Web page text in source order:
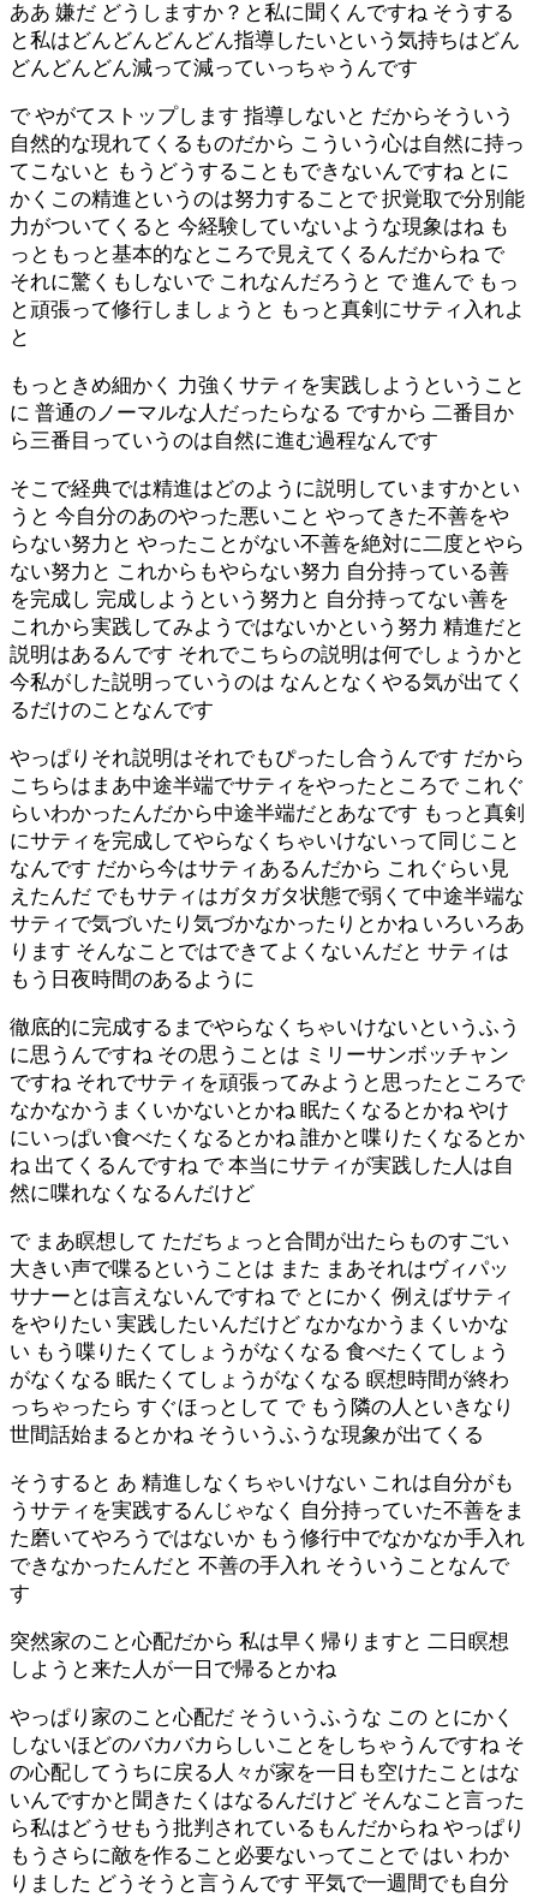
ああ 嫌だ どうしますか？と私に聞くんですね そうする
と私はどんどんどんどん指導したいという気持ちはどん
どんどんどん減って減っていっちゃうんです
で やがてストップします 指導しないと だからそういう
自然的な現れてくるものだから こういう心は自然に持っ
てこないと もうどうすることもできないんですね とに
かくこの精進というのは努力することで 択覚取で分別能
力がついてくると 今経験していないような現象はね も
っともっと基本的なところで見えてくるんだからね で
それに驚くもしないで これなんだろうと で 進んで もっ
と頑張って修行しましょうと もっと真剣にサティ入れよ
と
もっときめ細かく 力強くサティを実践しようということ
に 普通のノーマルな人だったらなる ですから 二番目か
ら三番目っていうのは自然に進む過程なんです
そこで経典では精進はどのように説明していますかとい
うと 今自分のあのやった悪いこと やってきた不善をや
らない努力と やったことがない不善を絶対に二度とやら
ない努力と これからもやらない努力 自分持っている善
を完成し 完成しようという努力と 自分持ってない善を
これから実践してみようではないかという努力 精進だと
説明はあるんです それでこちらの説明は何でしょうかと
今私がした説明っていうのは なんとなくやる気が出てく
るだけのことなんです
やっぱりそれ説明はそれでもぴったし合うんです だから
こちらはまあ中途半端でサティをやったところで これぐ
らいわかったんだから中途半端だとあなです もっと真剣
にサティを完成してやらなくちゃいけないって同じこと
なんです だから今はサティあるんだから これぐらい見
えたんだ でもサティはガタガタ状態で弱くて中途半端な
サティで気づいたり気づかなかったりとかね いろいろあ
ります そんなことではできてよくないんだと サティは
もう日夜時間のあるように
徹底的に完成するまでやらなくちゃいけないというふう
に思うんですね その思うことは ミリーサンボッチャン
ですね それでサティを頑張ってみようと思ったところで
なかなかうまくいかないとかね 眠たくなるとかね やけ
にいっぱい食べたくなるとかね 誰かと喋りたくなるとか
ね 出てくるんですね で 本当にサティが実践した人は自
然に喋れなくなるんだけど
で まあ瞑想して ただちょっと合間が出たらものすごい
大きい声で喋るということは また まあそれはヴィパッ
サナーとは言えないんですね で とにかく 例えばサティ
をやりたい 実践したいんだけど なかなかうまくいかな
い もう喋りたくてしょうがなくなる 食べたくてしょう
がなくなる 眠たくてしょうがなくなる 瞑想時間が終わ
っちゃったら すぐほっとして で もう隣の人といきなり
世間話始まるとかね そういうふうな現象が出てくる
そうすると あ 精進しなくちゃいけない これは自分がも
うサティを実践するんじゃなく 自分持っていた不善をま
た磨いてやろうではないか もう修行中でなかなか手入れ
できなかったんだと 不善の手入れ そういうことなんで
す
突然家のこと心配だから 私は早く帰りますと 二日瞑想
しようと来た人が一日で帰るとかね
やっぱり家のこと心配だ そういうふうな この とにかく
しないほどのバカバカらしいことをしちゃうんですね そ
の心配してうちに戻る人々が家を一日も空けたことはな
いんですかと聞きたくはなるんだけど そんなこと言った
ら私はどうせもう批判されているもんだからね やっぱり
もうさらに敵を作ること必要ないってことで はい わか
りました どうそうと言うんです 平気で一週間でも自分